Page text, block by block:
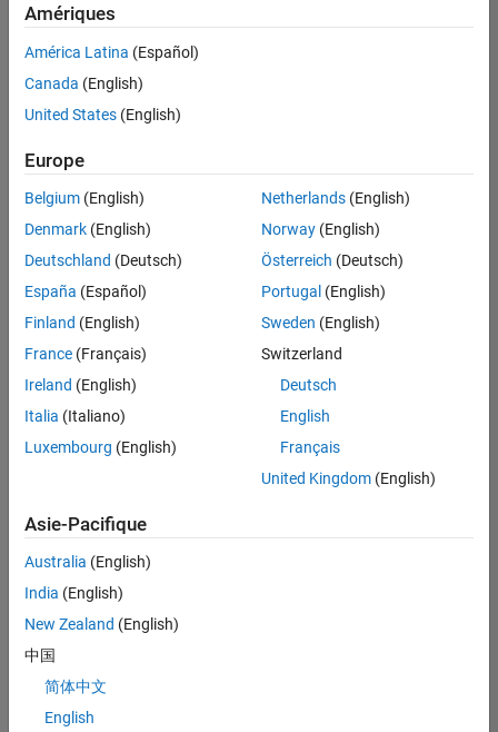
Juridique
Services administratifs
Actuellement,
aucune
offre
d'emploi
correspondant
à vos
critères
de
recherche.
Vous
pouvez
élargir
votre
recherche
ou
afficher
l’ensemble
d'emploi.
malgré
tout
vous
trouvez
pas
d'offre
Amériques
América Latina (Español)
Canada (English)
United States (English)
Europe
Belgium (English)
Denmark (English)
Deutschland (Deutsch)
España (Español)
Finland (English)
France (Français)
Ireland (English)
Italia (Italiano)
Luxembourg (English)
Netherlands(English)
Norway(English)
Österreich (Deutsch)
Portugal (English)
Sweden (English)
Switzerland
Deutsch
English
Français
United Kingdom(English)
Asie-Pacifique
Australia (English)
India (English)
New Zealand (English)
中国
简体中文
English